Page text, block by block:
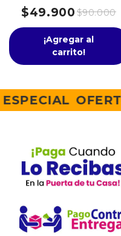
$49.900 $90.000
¡Agregar al
carrito!
ESPECIAL